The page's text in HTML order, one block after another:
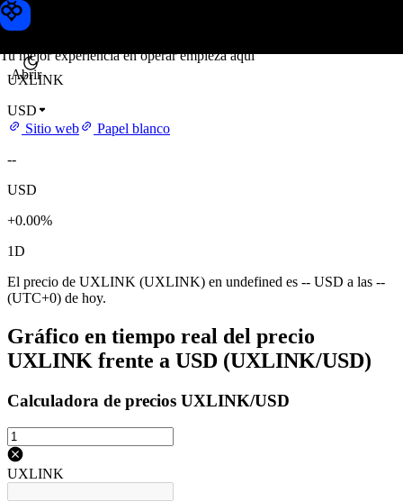
Tu mejor experiencia en operar empieza aquí
Abrir
Precio de UXLINK
UXLINK
USD
Sitio web
Papel blanco
--
USD
+0.00%
1D
El precio de UXLINK (UXLINK) en undefined es -- USD a las --
(UTC+0) de hoy.
Gráfico en tiempo real del precio
UXLINK frente a USD (UXLINK/USD)
Calculadora de precios UXLINK/USD
UXLINK